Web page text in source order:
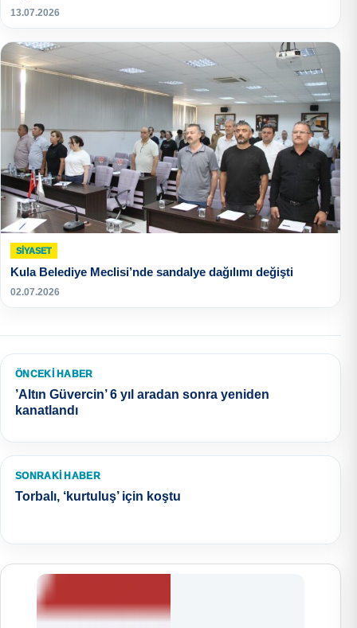
13.07.2026
SIYASET
Kula Belediye Meclisi’nde sandalye dağılımı değişti
02.07.2026
ÖNCEKI HABER
’Altın Güvercin’ 6 yıl aradan sonra yeniden
kanatlandı
SONRAKI HABER
Torbalı, ‘kurtuluş’ için koştu